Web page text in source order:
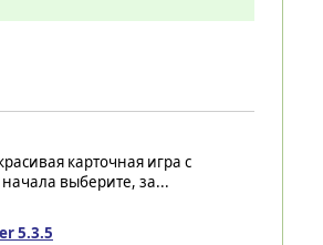
карточная игра с
выберите, за...
5.3.5